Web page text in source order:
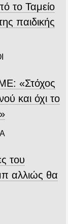
το Ταμείο
παιδικής
«Στόχος
και όχι το
του
αλλιώς θα